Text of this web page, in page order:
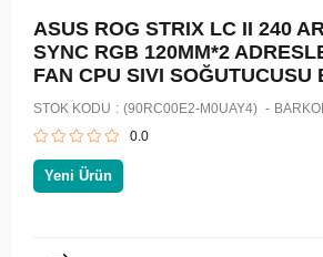
ASUS ROG STRIX LC II 240
SYNC RGB 120MM*2
FAN CPU SIVI SOĞUTUCUSU
STOK KODU (90RC00E2-M0UAY4)
0.0
Yeni Ürün